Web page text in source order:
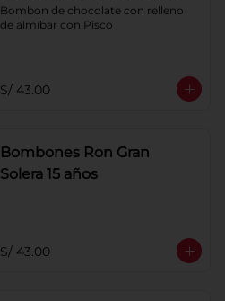
Bombon de chocolate con relleno
de almíbar con Pisco
S/ 43.00
Bombones Ron Gran
Solera 15 años
S/ 43.00